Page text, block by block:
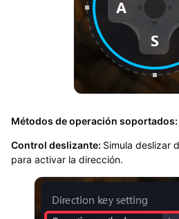
Métodos de operación soportados:
Control deslizante: Simula deslizar
para activar la dirección.